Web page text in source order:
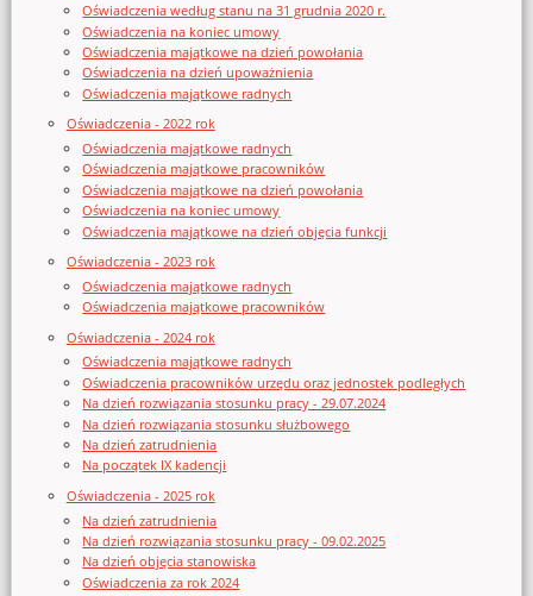
Oświadczenia według stanu na 31 grudnia 2020 r.
Oświadczenia na koniec umowy
Oświadczenia majątkowe na dzień powołania
Oświadczenia na dzień upoważnienia
Oświadczenia majątkowe radnych
Oświadczenia - 2022 rok
Oświadczenia majątkowe radnych
Oświadczenia majątkowe pracowników
Oświadczenia majątkowe na dzień powołania
Oświadczenia na koniec umowy
Oświadczenia majątkowe na dzień objęcia funkcji
Oświadczenia - 2023 rok
Oświadczenia majątkowe radnych
Oświadczenia majątkowe pracowników
Oświadczenia - 2024 rok
Oświadczenia majątkowe radnych
Oświadczenia pracowników urzędu oraz jednostek podległych
Na dzień rozwiązania stosunku pracy - 29.07.2024
Na dzień rozwiązania stosunku służbowego
Na dzień zatrudnienia
Na początek IX kadencji
Oświadczenia - 2025 rok
Na dzień zatrudnienia
Na dzień rozwiązania stosunku pracy - 09.02.2025
Na dzień objęcia stanowiska
Oświadczenia za rok 2024